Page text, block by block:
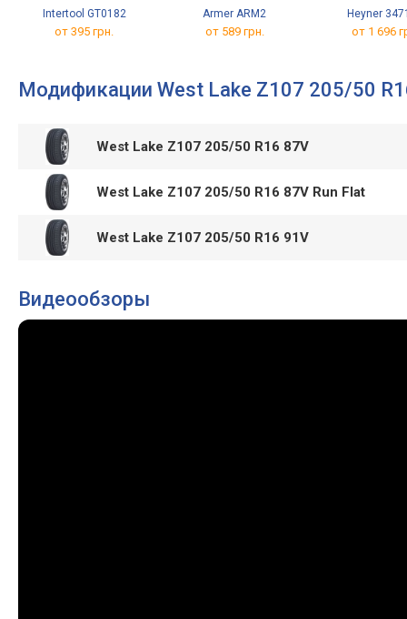
Intertool GT0182
от 395 грн.
Armer ARM2
от 589 грн.
Heyner
от 1 696
Модификации West Lake Z107 205/50
West Lake Z107 205/50 R16 87V
West Lake Z107 205/50 R16 87V Run Flat
West Lake Z107 205/50 R16 91V
Видеообзоры